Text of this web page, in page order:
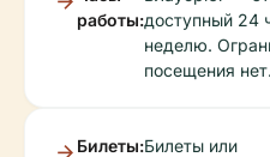
работы:доступный 24
неделю.
посещения нет.
Билеты:Билеты или